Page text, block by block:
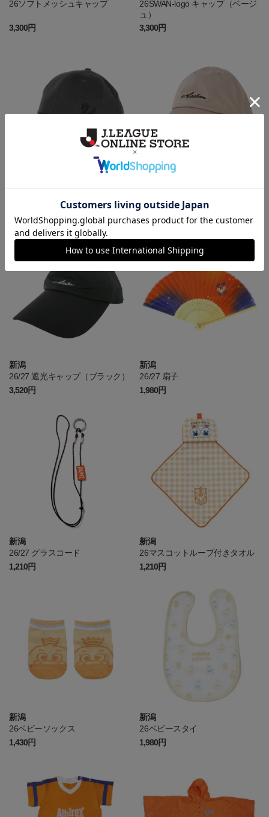
26ソフトメッシュキャップ
3,300円
26SWAN-logo キャップ（ベージ
ュ）
3,300円
26SWAN-logo キャップ（ダーク
26/27 遮光キャップ（ベージュ）
3,520円
新潟
26/27 遮光キャップ（ブラック）
3,520円
新潟
26/27 扇子
1,980円
新潟
26/27 グラスコード
1,210円
新潟
26マスコットループ付きタオル
1,210円
新潟
26ベビーソックス
1,430円
新潟
26ベビースタイ
1,980円